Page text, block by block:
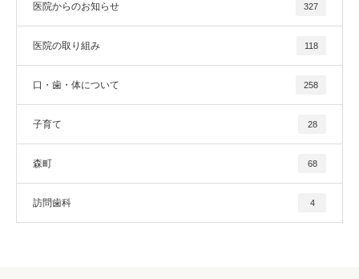
医院からのお知らせ 327
医院の取り組み 118
口・歯・体について 258
子育て 28
森町 68
訪問歯科 4